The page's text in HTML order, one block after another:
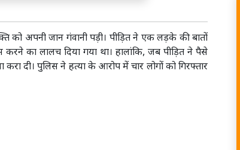
को अपनी जान गंवानी पड़ी। पीड़ित ने एक लड़के की बातों
का लालच दिया गया था। हालांकि, जब पीड़ित ने पैसे
दी। पुलिस ने हत्या के आरोप में चार लोगों को गिरफ्तार